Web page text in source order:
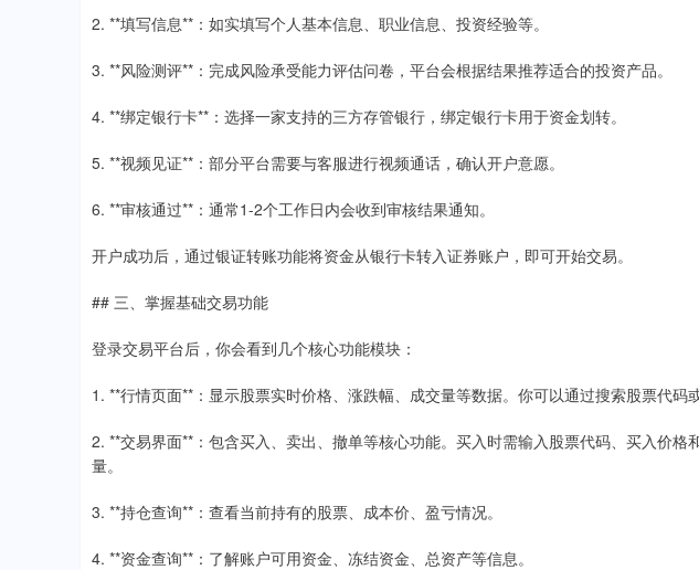
2. **填写信息**：如实填写个人基本信息、职业信息、投资经验等。
3. **风险测评**：完成风险承受能力评估问卷，平台会根据结果推荐适合的投资产品。
4. **绑定银行卡**：选择一家支持的三方存管银行，绑定银行卡用于资金划转。
5. **视频见证**：部分平台需要与客服进行视频通话，确认开户意愿。
6. **审核通过**：通常1-2个工作日内会收到审核结果通知。
开户成功后，通过银证转账功能将资金从银行卡转入证券账户，即可开始交易。
## 三、掌握基础交易功能
登录交易平台后，你会看到几个核心功能模块：
1. **行情页面**：显示股票实时价格、涨跌幅、成交量等数据。你可以通过搜索股票代码
2. **交易界面**：包含买入、卖出、撤单等核心功能。买入时需输入股票代码、买入价格
量。
3. **持仓查询**：查看当前持有的股票、成本价、盈亏情况。
4. **资金查询**：了解账户可用资金、冻结资金、总资产等信息。